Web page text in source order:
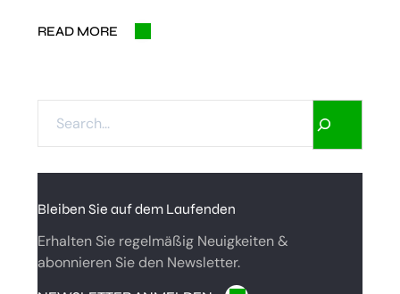
READ MORE
A
R
H
Bleiben Sie auf dem Laufenden
Erhalten Sie regelmäßig Neuigkeiten &
abonnieren Sie den Newsletter.